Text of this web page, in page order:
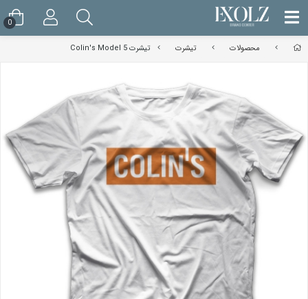
محصولات تیشرت تیشرت Colin's Model 5
0